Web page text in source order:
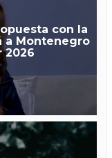
con la
a Montenegro
2026